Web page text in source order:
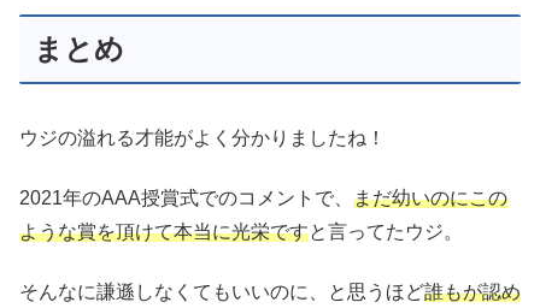
まとめ
ウジの溢れる才能がよく分かりましたね！
2021年のAAA授賞式でのコメントで、 まだ幼いのにこの
ような賞を頂けて本当に光栄ですと言ってたウジ。
そんなに謙遜しなくてもいいのに、と思うほど誰もが認め